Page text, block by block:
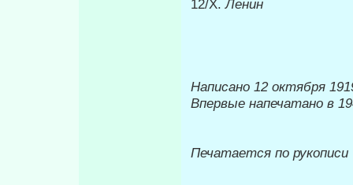
12/Х.Ленин
Написано 12 октября
Впервые напечатано в
Печатается по рукописи